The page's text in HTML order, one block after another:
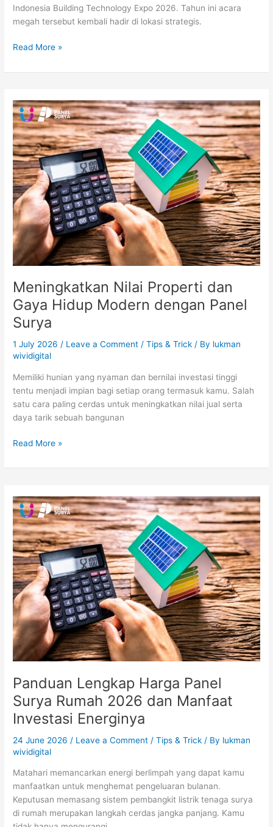
Indonesia Building Technology Expo 2026. Tahun ini acara
megah tersebut kembali hadir di lokasi strategis.
Read More »
Meningkatkan Nilai Properti dan
Gaya Hidup Modern dengan Panel
Surya
1 July 2026 / Leave a Comment /Tips & Trick / By lukman
wividigital
Memiliki hunian yang nyaman dan bernilai investasi tinggi
tentu menjadi impian bagi setiap orang termasuk kamu. Salah
satu cara paling cerdas untuk meningkatkan nilai jual serta
daya tarik sebuah bangunan
Meningkatkan
Nilai
Properti
dan
Gaya
Hidup
Modern
dengan
Panel
Surya
Read More »
Panduan Lengkap Harga Panel
Surya Rumah 2026 dan Manfaat
Investasi Energinya
24 June 2026 / Leave a Comment /Tips & Trick / By lukman
wividigital
Matahari memancarkan energi berlimpah yang dapat kamu
manfaatkan untuk menghemat pengeluaran bulanan.
Keputusan memasang sistem pembangkit listrik tenaga surya
di rumah merupakan langkah cerdas jangka panjang. Kamu
Panduan
Lengkap
Harga
Panel
Surya
Rumah
2026
dan
Manfaat
Investasi
Energinya